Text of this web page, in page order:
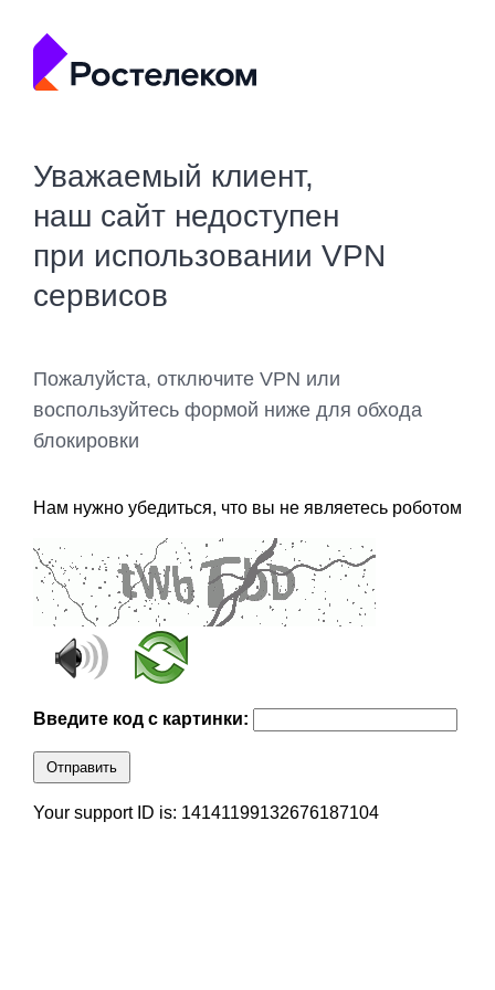
Уважаемый клиент,
наш сайт недоступен
при использовании VPN
сервисов
Пожалуйста, отключите VPN или
воспользуйтесь формой ниже для обхода
блокировки
Нам нужно убедиться, что вы не являетесь роботом
Введите код с картинки:
Отправить
Your support ID is: 14141199132676187104